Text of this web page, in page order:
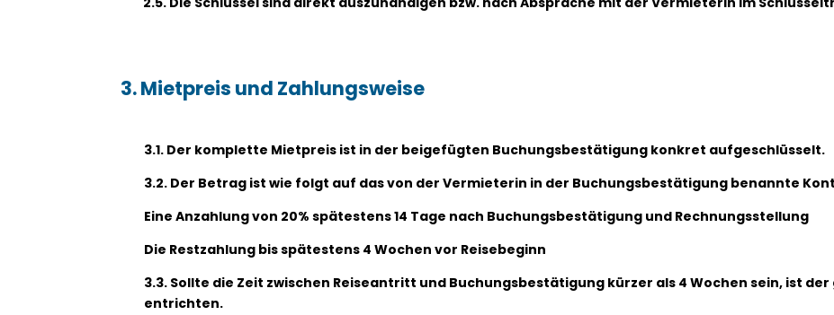
3. Mietpreis und Zahlungsweise
3.1. Der komplette Mietpreis ist in der beigefügten Buchungsbestätigung konkret aufgeschlüsselt.
3.2. Der Betrag ist wie folgt auf das von der Vermieterin in der Buchungsbestätigung benannte
Eine Anzahlung von 20% spätestens 14 Tage nach Buchungsbestätigung und Rechnungsstellung
Die Restzahlung bis spätestens 4 Wochen vor Reisebeginn
3.3. Sollte die Zeit zwischen Reiseantritt und Buchungsbestätigung kürzer als 4 Wochen sein, ist
entrichten.